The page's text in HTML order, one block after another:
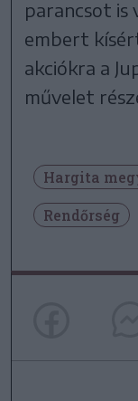
parancsot is
embert
akciókra a
művelet
Hargita
Rendőrség